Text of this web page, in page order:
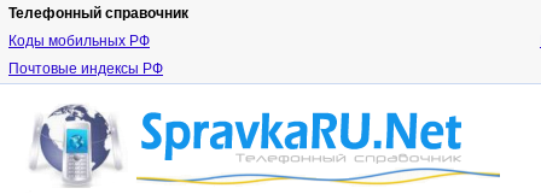
Телефонный справочник
Коды мобильных РФ
Почтовые индексы РФ